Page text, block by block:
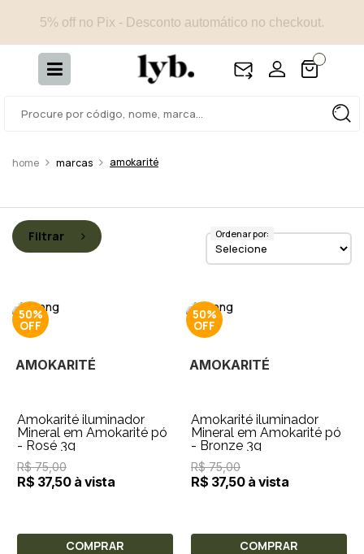
5% off no Pix - Desconto automático no checkout.
marcas amokarité
Filtrar Ordenar por:
50%
AMOKARITÉ
Amokarité iluminador
Mineral em Amokarité pó
- Rosé 3g
R$ 75,00
R$ 37,50 à vista
COMPRAR
50%
AMOKARITÉ
Amokarité iluminador
Mineral em Amokarité pó
- Bronze 3g
R$ 75,00
R$ 37,50 à vista
COMPRAR